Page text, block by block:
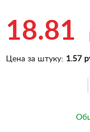
18.81
Цена за штуку: 1.57